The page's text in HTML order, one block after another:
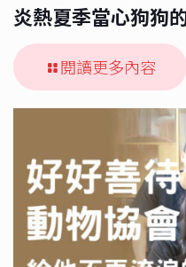
炎熱夏季當心狗狗
閱讀更多內容